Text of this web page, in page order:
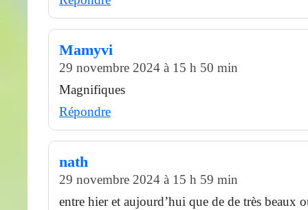
Mamyvi
29 novembre 2024 à 15 h 50 min
Magnifiques
Répondre
nath
29 novembre 2024 à 15 h 59 min
entre hier et aujourd’hui que de de très beaux